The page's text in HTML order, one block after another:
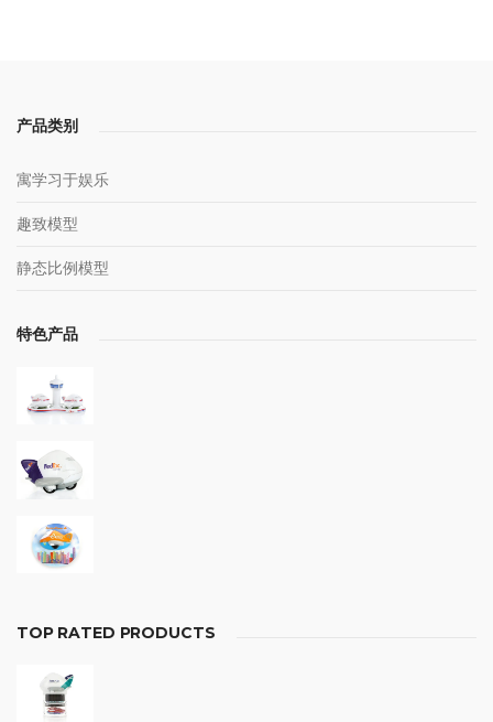
产品类别
寓学习于娱乐
趣致模型
静态比例模型
特色产品
TOP RATED PRODUCTS